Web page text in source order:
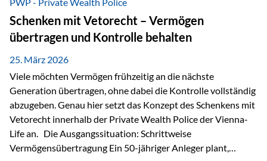
Staatsfinanzierung: Liechtenstein weist keine
Staatsschulden auf, und der Schutz der wirtschaftlichen
Interessen der Bevölkerung ist in der Verfassung verankert.
Besonders hervorzuheben ist hierbei Artikel 14 der
liechtensteinischen Verfassung. Darin…
Schenken mit Vetorecht – Vermögen
übertragen und Kontrolle behalten
25. März 2026
Viele möchten Vermögen frühzeitig an die nächste
Generation übertragen, ohne dabei die Kontrolle vollständig
abzugeben. Genau hier setzt das Konzept des Schenkens mit
Vetorecht innerhalb der Private Wealth Police der Vienna-
Life an. Die Ausgangssituation: Schrittweise
Vermögensübertragung Ein 50-jähriger Anleger plant,